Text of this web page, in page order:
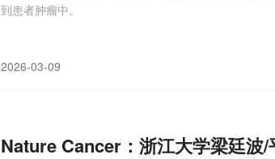
到患者肿瘤中。
2026-03-09
Nature Cancer：浙江大学梁廷波